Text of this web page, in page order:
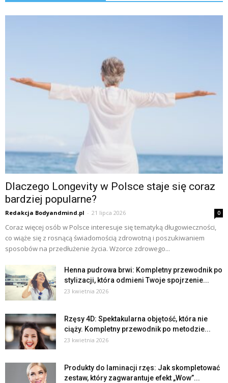
Dlaczego Longevity w Polsce staje się coraz
bardziej popularne?
Redakcja Bodyandmind.pl - 21 lipca 2026 0
Coraz więcej osób w Polsce interesuje się tematyką długowieczności,
co wiąże się z rosnącą świadomością zdrowotną i poszukiwaniem
sposobów na przedłużenie życia. Wzorce zdrowego...
Henna pudrowa brwi: Kompletny przewodnik po
stylizacji, która odmieni Twoje spojrzenie...
23 kwietnia 2026
Rzęsy 4D: Spektakularna objętość, która nie
ciąży. Kompletny przewodnik po metodzie...
23 kwietnia 2026
Produkty do laminacji rzęs: Jak skompletować
zestaw, który zagwarantuje efekt „Wow”...